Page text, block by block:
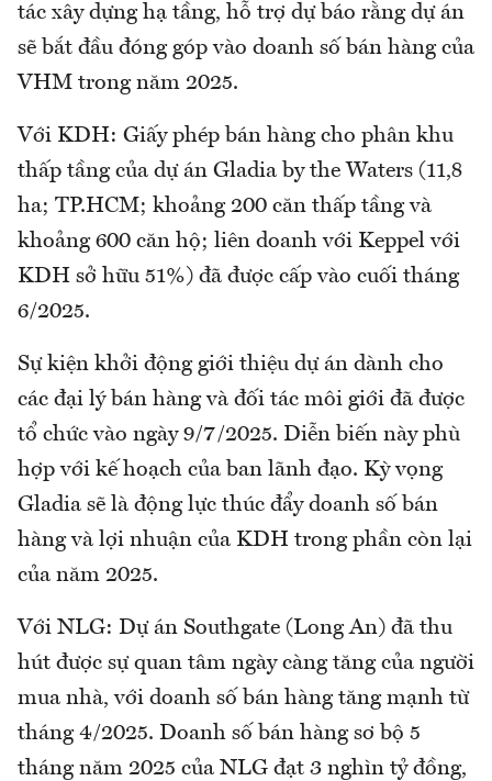
tác xây dựng hạ tầng, hỗ trợ dự báo rằng dự án
sẽ bắt đầu đóng góp vào doanh số bán hàng của
VHM trong năm 2025.
Với KDH: Giấy phép bán hàng cho phân khu
thấp tầng của dự án Gladia by the Waters (11,8
ha; TP.HCM; khoảng 200 căn thấp tầng và
khoảng 600 căn hộ; liên doanh với Keppel với
KDH sở hữu 51%) đã được cấp vào cuối tháng
6/2025.
Sự kiện khởi động giới thiệu dự án dành cho
các đại lý bán hàng và đối tác môi giới đã được
tổ chức vào ngày 9/7/2025. Diễn biến này phù
hợp với kế hoạch của ban lãnh đạo. Kỳ vọng
Gladia sẽ là động lực thúc đẩy doanh số bán
hàng và lợi nhuận của KDH trong phần còn lại
của năm 2025.
Với NLG: Dự án Southgate (Long An) đã thu
hút được sự quan tâm ngày càng tăng của người
mua nhà, với doanh số bán hàng tăng mạnh từ
tháng 4/2025. Doanh số bán hàng sơ bộ 5
tháng năm 2025 của NLG đạt 3 nghìn tỷ đồng,